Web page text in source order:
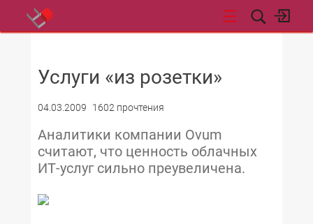
Услуги «из розетки»
04.03.2009 1602 прочтения
Аналитики компании Ovum
считают, что ценность облачных
ИТ-услуг сильно преувеличена.